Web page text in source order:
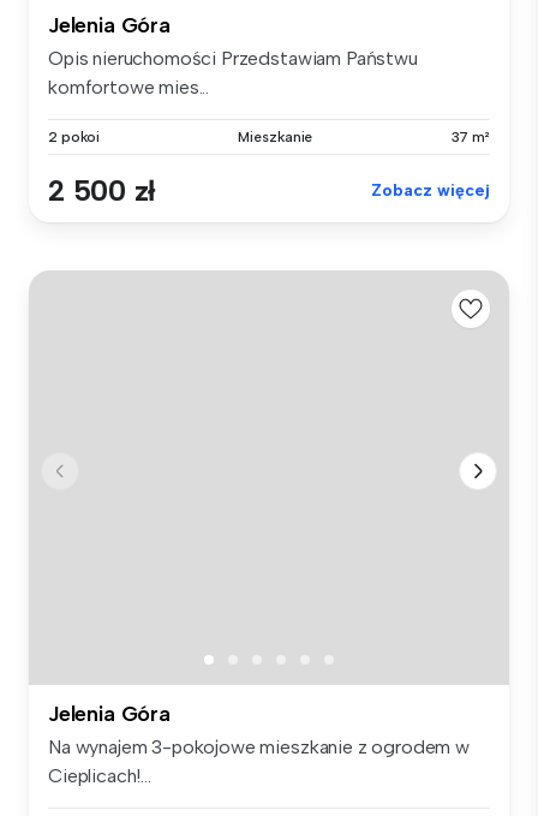
Jelenia Góra
Opis nieruchomości Przedstawiam Państwu
komfortowe mies...
2 pokoi Mieszkanie 37 m²
2 500 zł Zobacz więcej
Jelenia Góra
Na wynajem 3-pokojowe mieszkanie z ogrodem w
Cieplicach!...